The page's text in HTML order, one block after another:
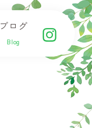
ブログ
Blog